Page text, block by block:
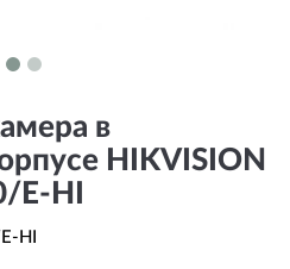
в
HIKVISION
E-HI
HI